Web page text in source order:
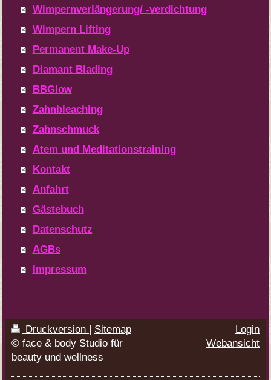
Wimpernverlängerung/ -verdichtung
Wimpern Lifting
Permanent Make-Up
Diamant Blading
BBGlow
Zahnbleaching
Zahnschmuck
Atem und Meditationstraining
Kontakt
Anfahrt
Gästebuch
Datenschutz
AGBs
Impressum
Druckversion | Sitemap
© face & body Studio für
beauty und wellness
Login
Webansicht